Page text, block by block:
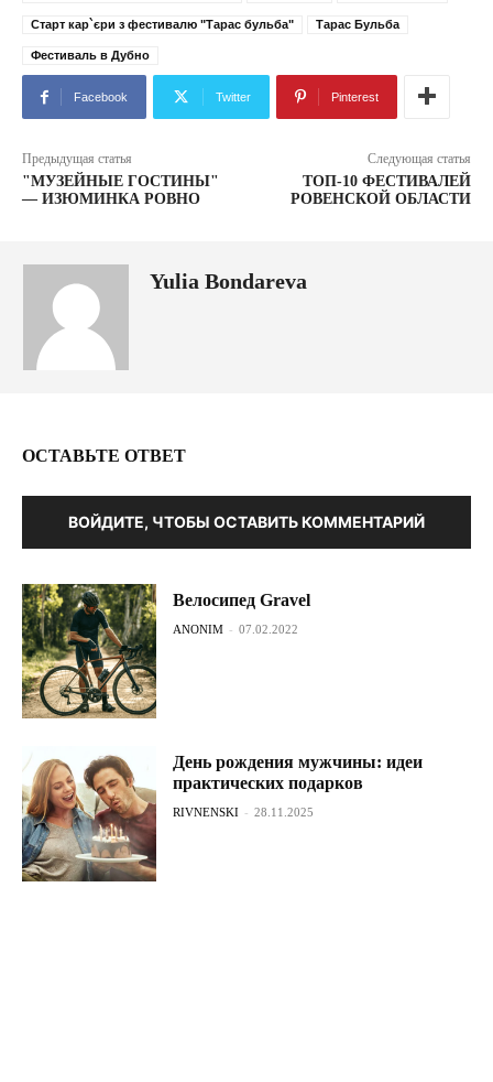
Старт кар`єри з фестивалю "Тарас бульба" Тарас Бульба
Фестиваль в Дубно
Facebook Twitter Pinterest
Предыдущая статья
"МУЗЕЙНЫЕ ГОСТИНЫ"
— ИЗЮМИНКА РОВНО
Следующая статья
ТОП-10 ФЕСТИВАЛЕЙ
РОВЕНСКОЙ ОБЛАСТИ
Yulia Bondareva
ОСТАВЬТЕ ОТВЕТ
ВОЙДИТЕ, ЧТОБЫ ОСТАВИТЬ КОММЕНТАРИЙ
Велосипед Gravel
ANONIM - 07.02.2022
День рождения мужчины: идеи
практических подарков
RIVNENSKI - 28.11.2025